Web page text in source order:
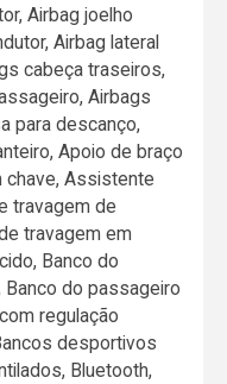
Airbag joelho
Airbag lateral
cabeça traseiros,
Airbags
para descanço,
Apoio de braço
chave, Assistente
travagem de
travagem em
Banco do
do passageiro
regulação
desportivos
Bluetooth,